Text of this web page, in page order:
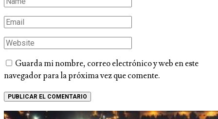
Guarda mi nombre, correo electrónico y web en este
navegador para la próxima vez que comente.